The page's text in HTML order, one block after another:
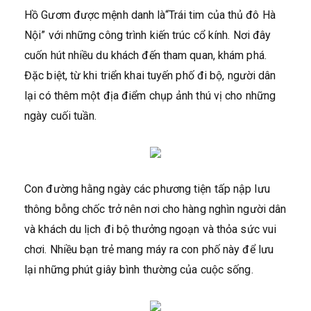
Hồ Gươm được mệnh danh là“Trái tim của thủ đô Hà
Nội” với những công trình kiến trúc cổ kính. Nơi đây
cuốn hút nhiều du khách đến tham quan, khám phá.
Đặc biệt, từ khi triển khai tuyến phố đi bộ, người dân
lại có thêm một địa điểm chụp ảnh thú vị cho những
ngày cuối tuần.
Con đường hằng ngày các phương tiện tấp nập lưu
thông bỗng chốc trở nên nơi cho hàng nghìn người dân
và khách du lịch đi bộ thưởng ngoạn và thỏa sức vui
chơi. Nhiều bạn trẻ mang máy ra con phố này để lưu
lại những phút giây bình thường của cuộc sống.